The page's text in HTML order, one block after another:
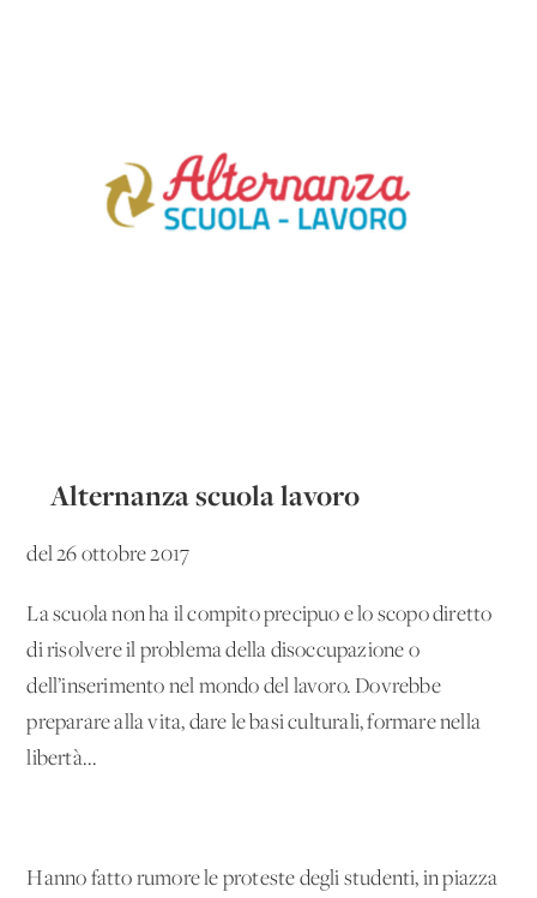
Alternanza scuola lavoro
del 26 ottobre 2017
La scuola non ha il compito precipuo e lo scopo diretto
di risolvere il problema della disoccupazione o
dell’inserimento nel mondo del lavoro. Dovrebbe
preparare alla vita, dare le basi culturali, formare nella
libertà...
Hanno fatto rumore le proteste degli studenti, in piazza